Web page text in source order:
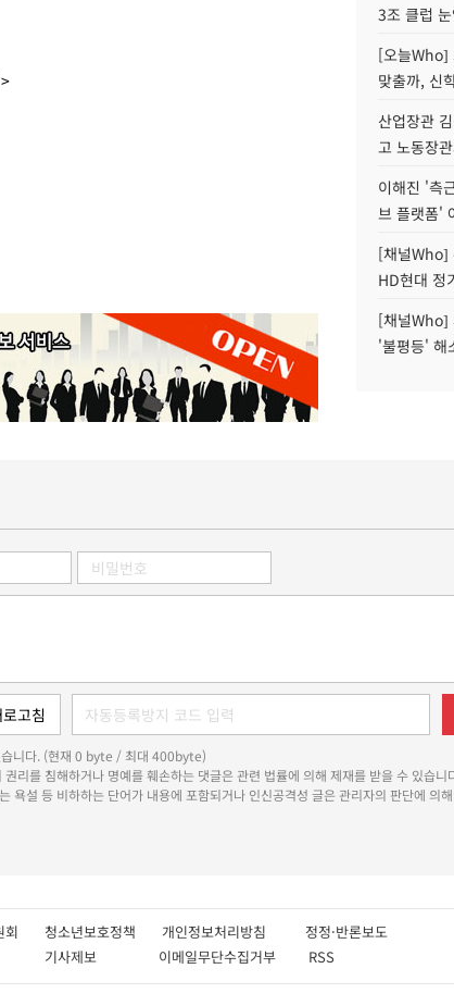
3조 클럽
[오늘Who]
맞출까, 신
산업장관
고 노동장
이해진 '측
브 플랫폼'
[채널Who]
HD현대 정
[채널Who]
'불평등' 해
습니다. (현재 0 byte / 최대 400byte)
리를 침해하거나 명예를 훼손하는 댓글은 관련 법률에 의해 제재를 받을 수 있습니
욕설 등 비하하는 단어가 내용에 포함되거나 인신공격성 글은 관리자의 판단에 의
회 청소년보호정책 개인정보처리방침 정정·반론보도
기사제보 이메일무단수집거부 RSS